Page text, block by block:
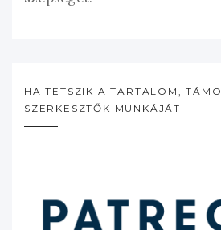
HA TETSZIK A TARTALOM,
SZERKESZTŐK MUNKÁJÁT